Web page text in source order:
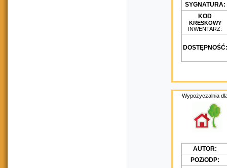
SYGNATURA:
KOD
KRESKOWY
INWENTARZ:
DOSTĘPNOŚĆ:
Wypożyczalnia
AUTOR:
POZ/ODP: